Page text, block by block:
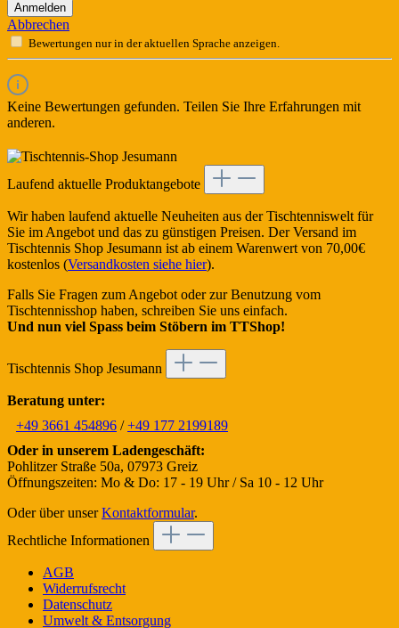
Anmelden
Abbrechen
Bewertungen nur in der aktuellen Sprache anzeigen.
Keine Bewertungen gefunden. Teilen Sie Ihre Erfahrungen mit
anderen.
Laufend aktuelle Produktangebote
Wir haben laufend aktuelle Neuheiten aus der Tischtenniswelt für
Sie im Angebot und das zu günstigen Preisen. Der Versand im
Tischtennis Shop Jesumann ist ab einem Warenwert von 70,00€
kostenlos (Versandkosten siehe hier).
Falls Sie Fragen zum Angebot oder zur Benutzung vom
Tischtennisshop haben, schreiben Sie uns einfach.
Und nun viel Spass beim Stöbern im TTShop!
Tischtennis Shop Jesumann
Beratung unter:
+49 3661 454896 /+49 177 2199189
Oder in unserem Ladengeschäft:
Pohlitzer Straße 50a, 07973 Greiz
Öffnungszeiten: Mo & Do: 17 - 19 Uhr / Sa 10 - 12 Uhr
Oder über unserKontaktformular.
Rechtliche Informationen
AGB
Widerrufsrecht
Datenschutz
Umwelt & Entsorgung